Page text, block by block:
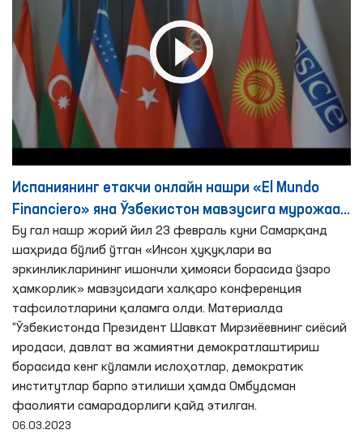
Испаниянинг етакчи онлайн нашри «El Mundo
Financiero» яна Ўзбекистон мавзусига мурожаат
қилди.
Бу гал нашр жорий йил 23 февраль куни Самарқанд
шаҳрида бўлиб ўтган «Инсон ҳуқуқлари ва
эркинликларининг ишончли ҳимояси борасида ўзаро
ҳамкорлик» мавзусидаги халқаро конференция
тафсилотларини қаламга олди. Mатериалда
“Ўзбекистонда Президент Шавкат Мирзиёевнинг сиёсий
иродаси, давлат ва жамиятни демократлаштириш
борасида кенг кўламли ислоҳотлар, демократик
институтлар барпо этилиши ҳамда Омбудсман
фаолияти самарадорлиги қайд этилган.
06.03.2023